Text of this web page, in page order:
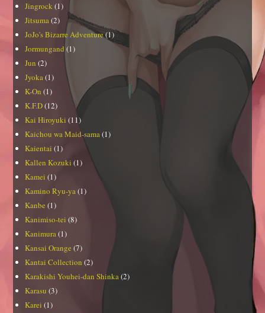
Jingrock (1)
Jitsuma(2)
JoJo's Bizarre Adventure(1)
Jormungand (1)
Jun (2)
Jyoka(1)
K-On (1)
K.F.D(12)
Kai Hiroyuki (11)
Kaichou wa Maid-sama(1)
Kaientai (1)
Kallen Kozuki (1)
Kamei (1)
Kamino Ryu-ya(1)
Kanbe (1)
Kanimiso-tei (8)
Kanimura(1)
Kansai Orange (7)
Kantai Collection (2)
Karakishi Youhei-dan Shinka(2)
Karasu (3)
Karei (1)